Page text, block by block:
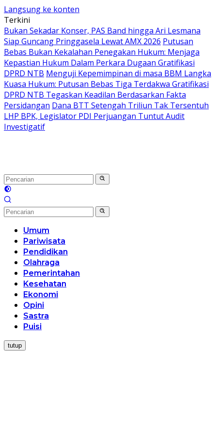
Langsung ke konten
Terkini
Bukan Sekadar Konser, PAS Band hingga Ari Lesmana
Siap Guncang Pringgasela Lewat AMX 2026 Putusan
Bebas Bukan Kekalahan Penegakan Hukum: Menjaga
Kepastian Hukum Dalam Perkara Dugaan Gratifikasi
DPRD NTB Menguji Kepemimpinan di masa BBM Langka
Kuasa Hukum: Putusan Bebas Tiga Terdakwa Gratifikasi
DPRD NTB Tegaskan Keadilan Berdasarkan Fakta
Persidangan Dana BTT Setengah Triliun Tak Tersentuh
LHP BPK, Legislator PDI Perjuangan Tuntut Audit
Investigatif
Umum
Pariwisata
Pendidikan
Olahraga
Pemerintahan
Kesehatan
Ekonomi
Opini
Sastra
Puisi
tutup